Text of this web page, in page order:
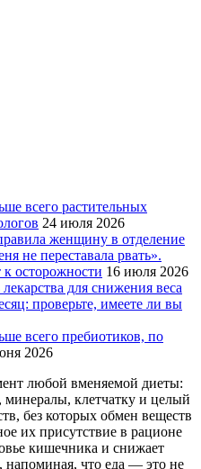
всего растительных
24 июля 2026
женщину в отделение
не переставала рвать».
осторожности 16 июля 2026
для снижения веса
проверьте, имеете ли вы
всего пребиотиков, по
2026
любой вменяемой диеты:
клетчатку и целый
без которых обмен веществ
их присутствие в рационе
кишечника и снижает
напоминая, что еда — это не